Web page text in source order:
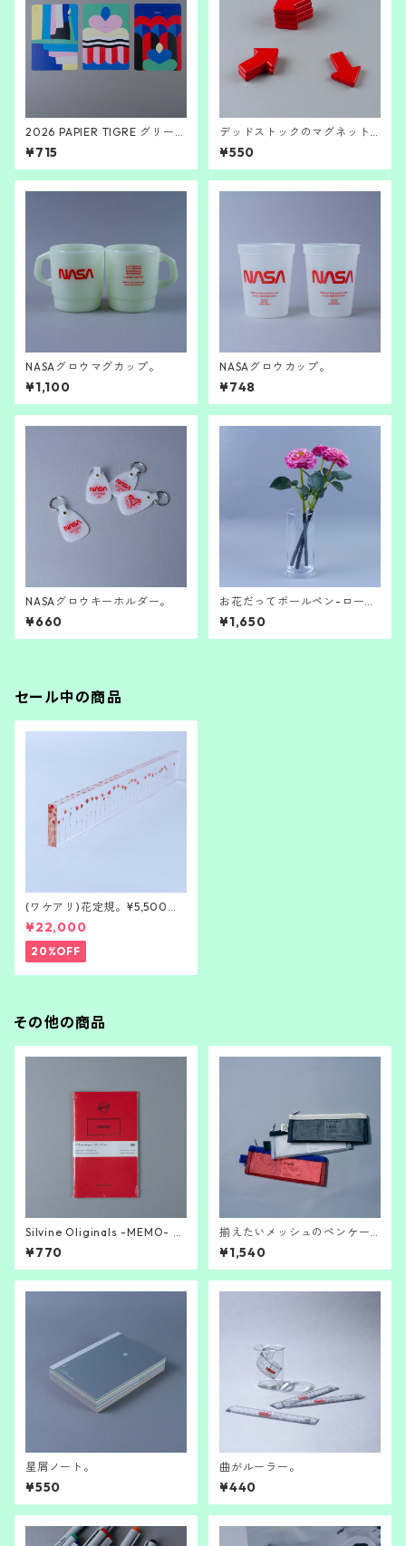
2026 PAPIER TIGRE グリーテ
ィングカード。
¥715
デッドストックのマグネット
（矢印）
¥550
NASAグロウマグカップ。
¥1,100
NASAグロウカップ。
¥748
NASAグロウキーホルダー。
¥660
お花だってボールペン-ロー
ズ-
¥1,650
セール中の商品
(ワケアリ)花定規。¥5,500引
き
¥22,000
20%OFF
その他の商品
Silvine Oliginals -MEMO- /S
ilvine
¥770
揃えたいメッシュのペンケー
ス
¥1,540
星屑ノート。
¥550
曲がルーラー。
¥440